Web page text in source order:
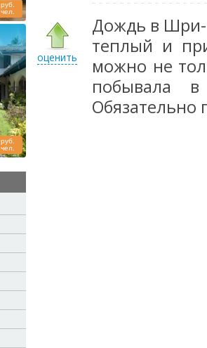
руб.
чел.
руб.
чел.
оценить
Дождь в Шри-
теплый и
можно не
побывала
Обязательно